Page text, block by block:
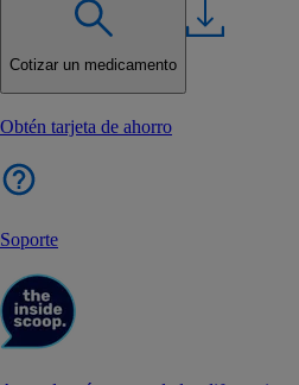
Cotizar un medicamento
Obtén tarjeta de ahorro
Soporte